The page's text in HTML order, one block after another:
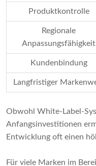
Produktkontrolle
Regionale
Anpassungsfähigkeit
Kundenbindung
Langfristiger
Obwohl White-Label-
Anfangsinvestitionen
Entwicklung oft einen
Für viele Marken im